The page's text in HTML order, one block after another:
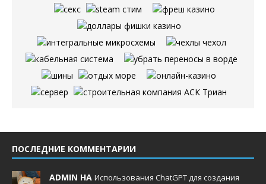
ПОСЛЕДНИЕ КОММЕНТАРИИ
ADMIN НА Использования ChatGPT для создания